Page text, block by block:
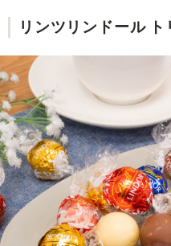
リンツリンドール